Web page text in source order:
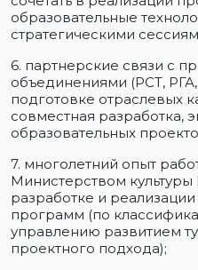
образовательные
стратегическими
6. партнерские связи с
объединениями (РСТ,
подготовке отраслевых
совместная разработка,
образовательных
7. многолетний опыт
Министерством
разработке и
программ (по
управлению развитием
проектного подхода);